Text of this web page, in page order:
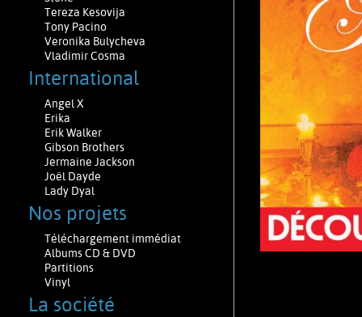
Tereza Kesovija
Tony Pacino
Veronika Bulycheva
Vladimir Cosma
International
Angel X
Erika
Erik Walker
Gibson Brothers
Jermaine Jackson
Joël Dayde
Lady Dyal
Nos projets
Téléchargement immédiat
Albums CD & DVD
Partitions
Vinyl
La société